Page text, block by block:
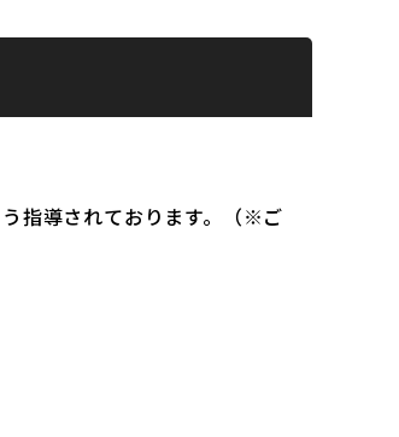
指導されております。（※ご